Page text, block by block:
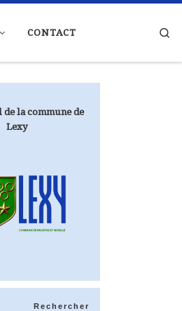
CONTACT
la commune de
Lexy
Rechercher